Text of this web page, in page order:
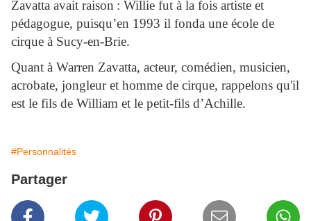
Zavatta avait raison : Willie fut à la fois artiste et
pédagogue, puisqu’en 1993 il fonda une école de
cirque à Sucy-en-Brie.
Quant à Warren Zavatta, acteur, comédien, musicien,
acrobate, jongleur et homme de cirque, rappelons qu'il
est le fils de William et le petit‑fils d’Achille.
#Personnalités
Partager